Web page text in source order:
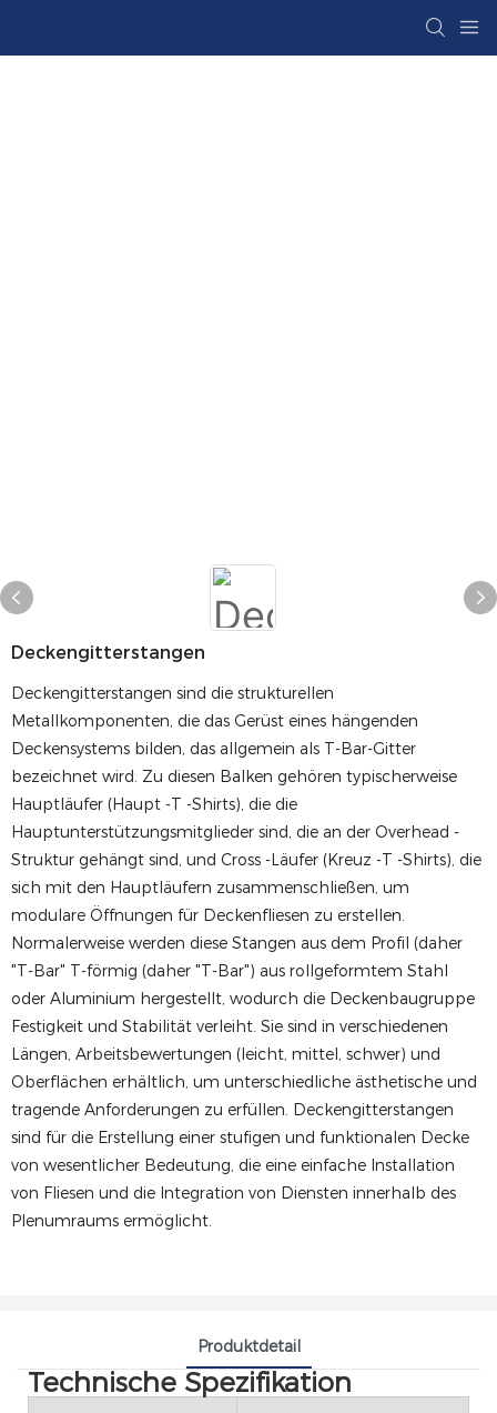
Deckengitterstangen
Deckengitterstangen sind die strukturellen
Metallkomponenten, die das Gerüst eines hängenden
Deckensystems bilden, das allgemein als T-Bar-Gitter
bezeichnet wird. Zu diesen Balken gehören typischerweise
Hauptläufer (Haupt -T -Shirts), die die
Hauptunterstützungsmitglieder sind, die an der Overhead -
Struktur gehängt sind, und Cross -Läufer (Kreuz -T -Shirts), die
sich mit den Hauptläufern zusammenschließen, um
modulare Öffnungen für Deckenfliesen zu erstellen.
Normalerweise werden diese Stangen aus dem Profil (daher
"T-Bar" T-förmig (daher "T-Bar") aus rollgeformtem Stahl
oder Aluminium hergestellt, wodurch die Deckenbaugruppe
Festigkeit und Stabilität verleiht. Sie sind in verschiedenen
Längen, Arbeitsbewertungen (leicht, mittel, schwer) und
Oberflächen erhältlich, um unterschiedliche ästhetische und
tragende Anforderungen zu erfüllen. Deckengitterstangen
sind für die Erstellung einer stufigen und funktionalen Decke
von wesentlicher Bedeutung, die eine einfache Installation
von Fliesen und die Integration von Diensten innerhalb des
Plenumraums ermöglicht.
Produktdetail
Technische Spezifikation